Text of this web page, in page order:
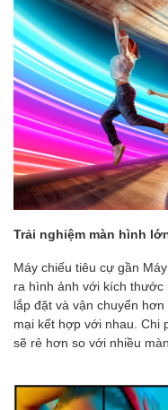
Trải nghiệm màn hình
Máy chiếu tiêu cự gần
ra hình ảnh với kích thước
lắp đặt và vận chuyển
mại kết hợp với nhau. Chi
sẽ rẻ hơn so với nhiều